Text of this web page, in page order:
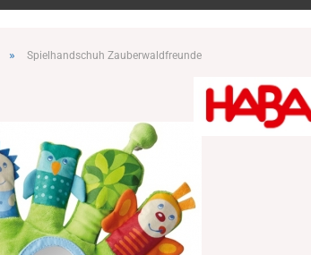
» Spielhandschuh Zauberwaldfreunde